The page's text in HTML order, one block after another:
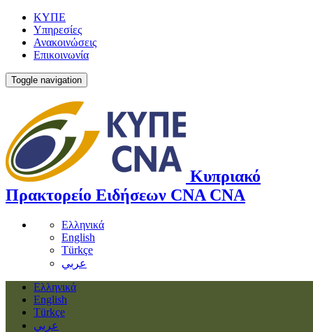
ΚΥΠΕ
Υπηρεσίες
Ανακοινώσεις
Επικοινωνία
Toggle navigation
Κυπριακό
Πρακτορείο Ειδήσεων CNA CNA
Ελληνικά
English
Türkçe
عربي
Ελληνικά
English
Türkçe
عربي